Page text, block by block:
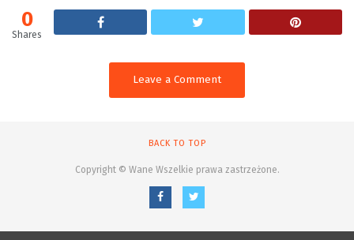
0
Shares
Leave a Comment
BACK TO TOP
Copyright © Wane Wszelkie prawa zastrzeżone.